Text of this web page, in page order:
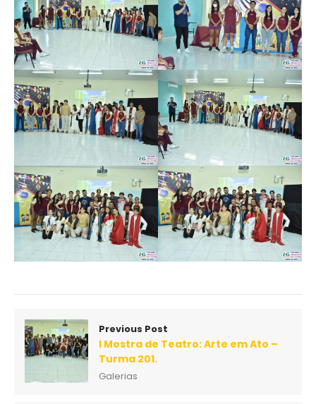
Previous Post
I Mostra de Teatro: Arte em Ato –
Turma 201.
Galerias